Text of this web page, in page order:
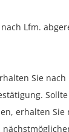
Lfm.
Sie
erhalten Sie